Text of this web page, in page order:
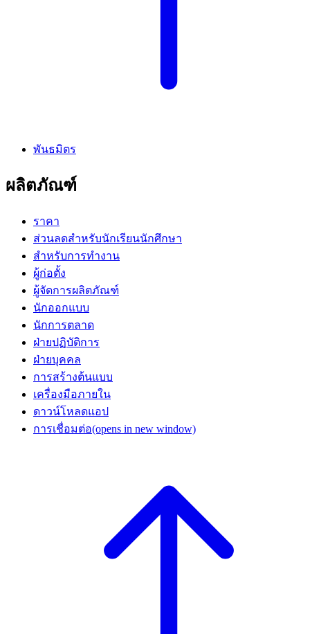
พันธมิตร
ผลิตภัณฑ์
ราคา
ส่วนลดสำหรับนักเรียนนักศึกษา
สำหรับการทำงาน
ผู้ก่อตั้ง
ผู้จัดการผลิตภัณฑ์
นักออกแบบ
นักการตลาด
ฝ่ายปฏิบัติการ
ฝ่ายบุคคล
การสร้างต้นแบบ
เครื่องมือภายใน
ดาวน์โหลดแอป
การเชื่อมต่อ(opens in new window)